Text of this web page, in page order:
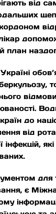
від
план
до
від
для
є